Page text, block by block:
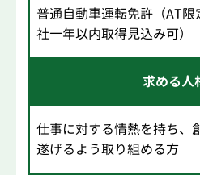
普通自動車運転免許（AT
社一年以内取得見込み可）
求める人
仕事に対する情熱を持ち、
遂げるよう取り組める方